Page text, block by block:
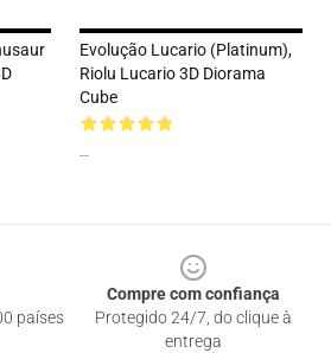
Evolução Lucario (Platinum),
Riolu Lucario 3D Diorama
Cube
--
países
Compre com confiança
Protegido 24/7, do clique à
entrega